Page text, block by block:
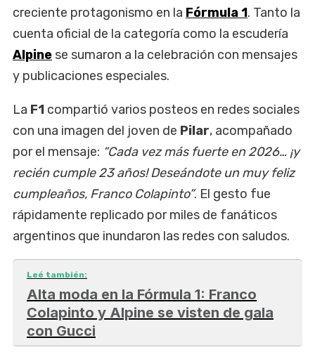
creciente protagonismo en la Fórmula 1. Tanto la
cuenta oficial de la categoría como la escudería
Alpine se sumaron a la celebración con mensajes
y publicaciones especiales.
La F1 compartió varios posteos en redes sociales
con una imagen del joven de Pilar, acompañado
por el mensaje: “Cada vez más fuerte en 2026… ¡y
recién cumple 23 años! Deseándote un muy feliz
cumpleaños, Franco Colapinto”. El gesto fue
rápidamente replicado por miles de fanáticos
argentinos que inundaron las redes con saludos.
Leé también:
Alta moda en la Fórmula 1: Franco
Colapinto y Alpine se visten de gala
con Gucci